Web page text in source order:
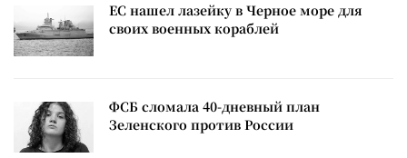
ЕС нашел лазейку в Черное море для
своих военных кораблей
ФСБ сломала 40-дневный план
Зеленского против России